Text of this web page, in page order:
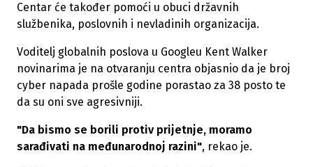
Centar će također pomoći u obuci državnih
službenika, poslovnih i nevladinih organizacija.
Voditelj globalnih poslova u Googleu Kent Walker
novinarima je na otvaranju centra objasnio da je broj
cyber napada prošle godine porastao za 38 posto te
da su oni sve agresivniji.
"Da bismo se borili protiv prijetnje, moramo
sarađivati na međunarodnoj razini", rekao je.